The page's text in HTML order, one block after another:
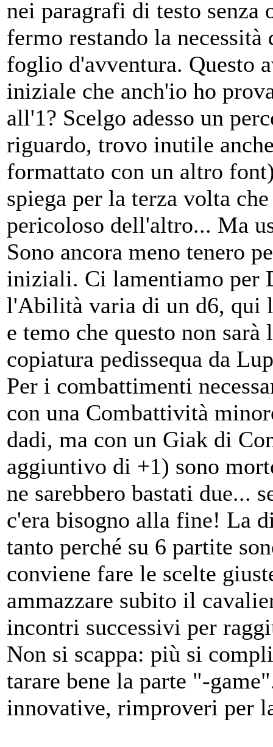
nei paragrafi di testo senza
fermo restando la
foglio d'avventura. Questo
iniziale che anch'io ho
all'1? Scelgo adesso un
riguardo, trovo inutile
formattato con un altro
spiega per la terza volta
pericoloso dell'altro... Ma
Sono ancora meno tenero
iniziali. Ci lamentiamo per
l'Abilità varia di un d6, qui
e temo che questo non
copiatura pedissequa da
Per i combattimenti
con una Combattività
dadi, ma con un Giak di
aggiuntivo di +1) sono
ne sarebbero bastati due...
c'era bisogno alla fine! La
tanto perché su 6 partite
conviene fare le scelte
ammazzare subito il
incontri successivi per
Non si scappa: più si
tarare bene la parte "-
innovative, rimproveri per